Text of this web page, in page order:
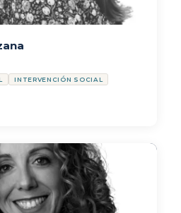
INTERVENCIÓN SOCIAL